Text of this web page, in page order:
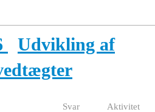
Udvikling af
Svar Aktivitet